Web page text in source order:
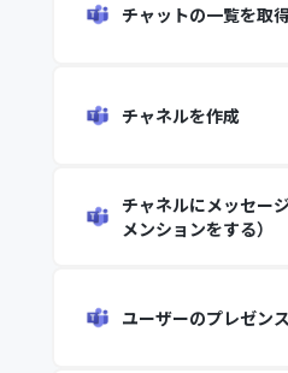
チャットの一覧を取
チャネルを作成
チャネルにメッセー
メンションをする）
ユーザーのプレゼン